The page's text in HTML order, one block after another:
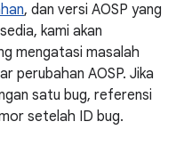
, dan versi AOSP yang
kami akan
mengatasi masalah
perubahan AOSP. Jika
satu bug, referensi
setelah ID bug.